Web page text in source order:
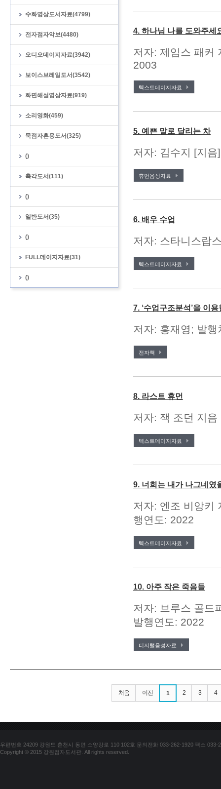
수화영상도서자료(4799)
전자점자악보(4480)
오디오데이지자료(3942)
보이스브레일도서(3542)
화면해설영상자료(919)
소리영화(459)
묵점자혼용도서(325)
()
촉각도서(111)
()
일반도서(35)
()
FULL데이지자료(31)
()
4. 하나님 나를 도와주세
저자: 제임스 패커
2003
텍스트데이지자료
5. 예쁜 말로 달리는 차
저자: 김수지 [지
휴먼음성자료
6. 배우 수업
저자: 스타니스랍
텍스트데이지자료
7. ‘수업구조분석’을 이
저자: 홍재영; 발
전자책
8. 라스트 휴먼
저자: 잭 조던 지
텍스트데이지자료
9. 너희는 내가 나그네였
저자: 엔조 비앙키
행연도: 2022
텍스트데이지자료
10. 아주 작은 죽음들
저자: 브루스 골드
발행연도: 2022
디지털음성자료
처음 이전 1 2 3 4
우편번호 24209 강원도 춘천시 동면 소양강로 110 102호 문의전화 033-262-1920 팩스 033-
Copyright © 2015 강원점자도서관. All rights reserved.